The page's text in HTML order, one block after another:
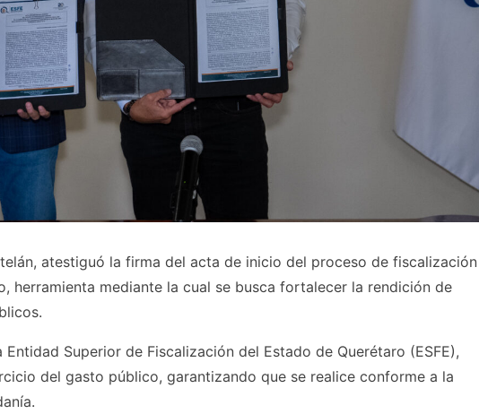
atestiguó la firma del acta de inicio del proceso de fiscalización
herramienta mediante la cual se busca fortalecer la rendición de
Superior de Fiscalización del Estado de Querétaro (ESFE),
del gasto público, garantizando que se realice conforme a la